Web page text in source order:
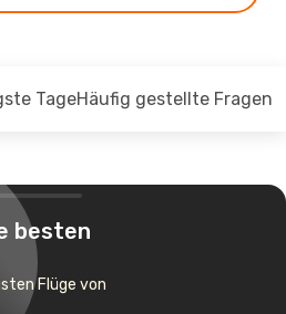
TageHäufig gestellte Fragen
besten
Flüge von